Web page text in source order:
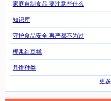
家庭自制食品 要注意些什么
知识库
守护食品安全 再严都不为过
椰浆红豆糕
月饼种类
更多